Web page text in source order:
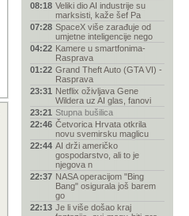
08:18 Veliki dio AI industrije su
marksisti, kaže šef Pa
07:28 SpaceX više zarađuje od
umjetne inteligencije nego
04:22 Kamere u smartfonima-
Rasprava
01:22 Grand Theft Auto (GTA VI) -
Rasprava
23:31 Netflix oživljava Gene
Wildera uz AI glas, fanovi
23:21 Stupna bušilica
22:46 Četvorica Hrvata otkrila
novu svemirsku maglicu
22:44 AI drži američko
gospodarstvo, ali to je
njegova n
22:37 NASA operacijom "Bing
Bang" osigurala još barem
go
22:13 Je li više došao kraj